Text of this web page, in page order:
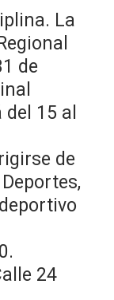
La
de
15 al
de
24